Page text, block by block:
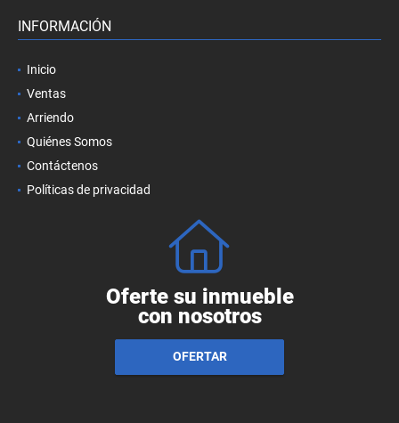
INFORMACIÓN
Inicio
Ventas
Arriendo
Quiénes Somos
Contáctenos
Políticas de privacidad
Oferte su inmueble
con nosotros
OFERTAR